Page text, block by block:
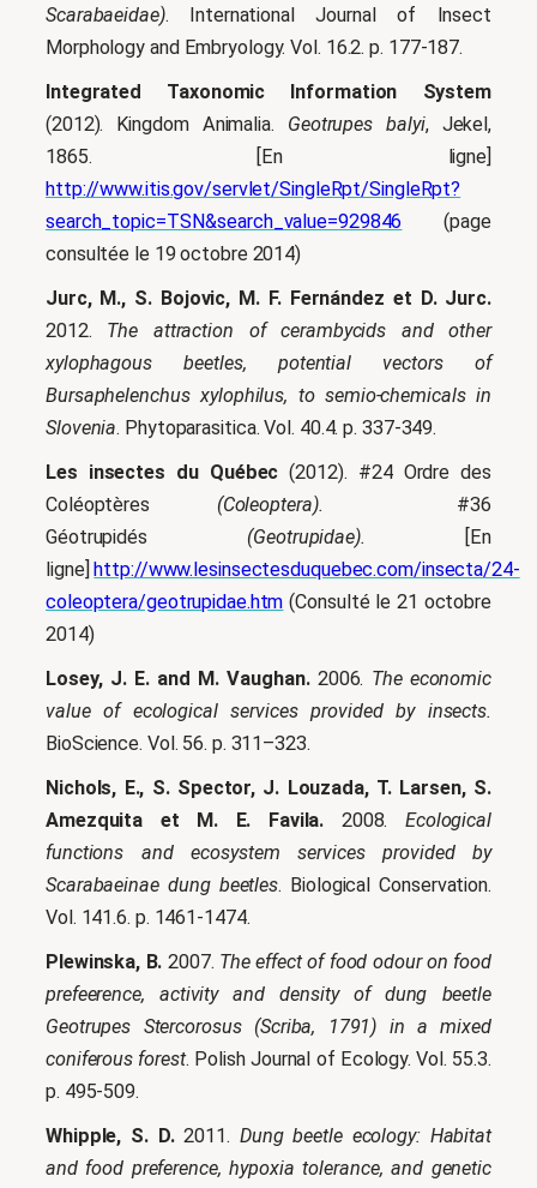
Scarabaeidae). International Journal of Insect
Morphology and Embryology. Vol. 16.2. p. 177-187.
Integrated Taxonomic Information System
(2012). Kingdom Animalia. Geotrupes balyi, Jekel,
1865. [En ligne]
http://www.itis.gov/servlet/SingleRpt/SingleRpt?
search_topic=TSN&search_value=929846 (page
consultée le 19 octobre 2014)
Jurc, M., S. Bojovic, M. F. Fernández et D. Jurc.
2012. The attraction of cerambycids and other
xylophagous beetles, potential vectors of
Bursaphelenchus xylophilus, to semio-chemicals in
Slovenia. Phytoparasitica. Vol. 40.4. p. 337-349.
Les insectes du Québec (2012). #24 Ordre des
Coléoptères (Coleoptera). #36
Géotrupidés (Geotrupidae). [En
ligne]http://www.lesinsectesduquebec.com/insecta/24-
coleoptera/geotrupidae.htm (Consulté le 21 octobre
2014)
Losey, J. E. and M. Vaughan.2006. The economic
value of ecological services provided by insects.
BioScience. Vol. 56. p. 311–323.
Nichols, E., S. Spector, J. Louzada, T. Larsen, S.
Amezquita et M. E. Favila. 2008. Ecological
functions and ecosystem services provided by
Scarabaeinae dung beetles. Biological Conservation.
Vol. 141.6. p. 1461-1474.
Plewinska, B. 2007. The effect of food odour on food
prefeerence, activity and density of dung beetle
Geotrupes Stercorosus (Scriba, 1791) in a mixed
coniferous forest. Polish Journal of Ecology. Vol. 55.3.
p. 495-509.
Whipple, S. D.2011. Dung beetle ecology: Habitat
and food preference, hypoxia tolerance, and genetic